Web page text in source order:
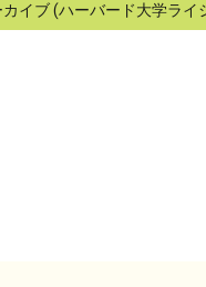
カイブ (ハーバード大学ラ